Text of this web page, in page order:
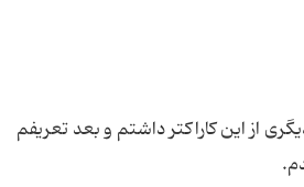
از این کاراکتر داشتم و بعد تعریفم